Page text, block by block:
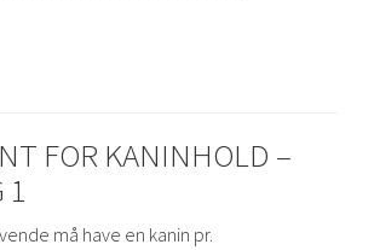
FOR KANINHOLD –
1
må have en kanin pr.